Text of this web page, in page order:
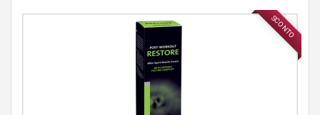
SCONTO
INTEGRATORI